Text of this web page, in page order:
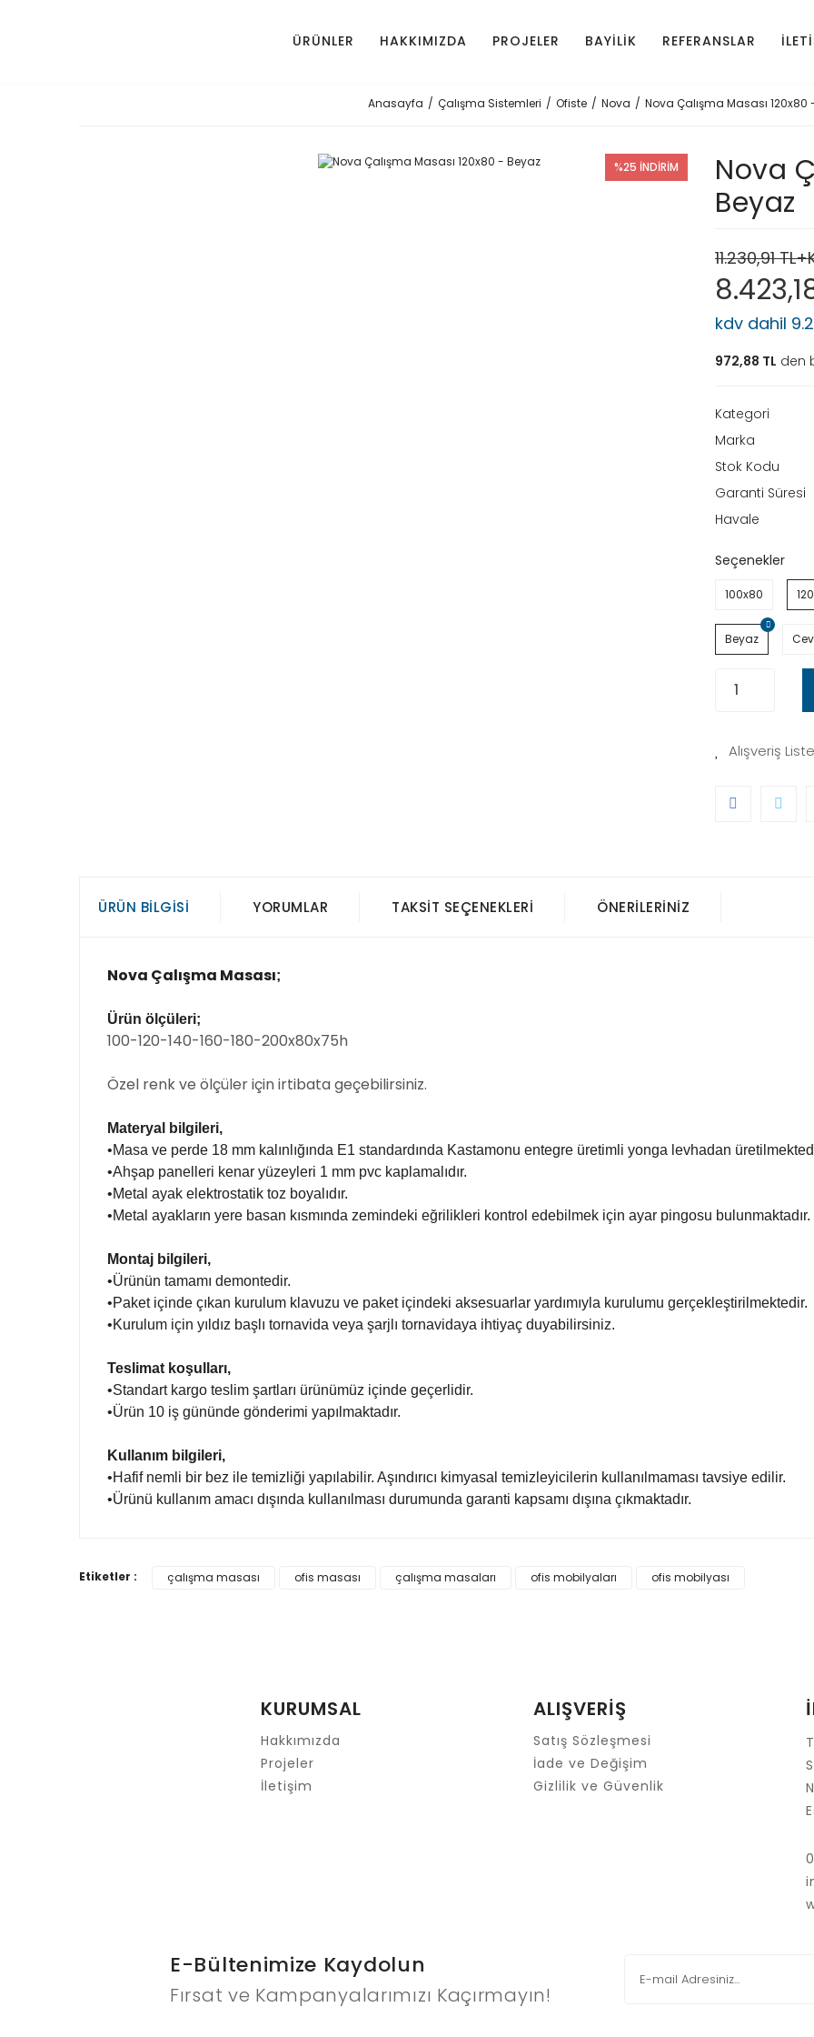
ÜRÜNLER HAKKIMIZDA PROJELER BAYİLİK REFERANSLAR
Anasayfa Çalışma Sistemleri Ofiste Nova Nova Çalışma Masası 120x80
%25 İNDİRİM
Nova
Beyaz
11.230,91
kdv dahil
972,88 TL den
Kategori
Marka
Stok Kodu
Garanti Süresi
Havale
Seçenekler
100x80
Beyaz
ÜRÜN BILGISI YORUMLAR TAKSIT SEÇENEKLERI ÖNERILERINIZ
Nova Çalışma Masası;
Ürün ölçüleri;
100-120-140-160-180-200x80x75h
Özel renk ve ölçüler için irtibata geçebilirsiniz.
Materyal bilgileri,
•Masa ve perde 18 mm kalınlığında E1 standardında Kastamonu entegre üretimli yonga levhadan
•Ahşap panelleri kenar yüzeyleri 1 mm pvc kaplamalıdır.
•Metal ayak elektrostatik toz boyalıdır.
•Metal ayakların yere basan kısmında zemindeki eğrilikleri kontrol edebilmek için ayar pingosu bulunmaktadır.
Montaj bilgileri,
•Ürünün tamamı demontedir.
•Paket içinde çıkan kurulum klavuzu ve paket içindeki aksesuarlar yardımıyla kurulumu gerçekleştirilmektedir.
•Kurulum için yıldız başlı tornavida veya şarjlı tornavidaya ihtiyaç duyabilirsiniz.
Teslimat koşulları,
•Standart kargo teslim şartları ürünümüz içinde geçerlidir.
•Ürün 10 iş gününde gönderimi yapılmaktadır.
Kullanım bilgileri,
•Hafif nemli bir bez ile temizliği yapılabilir. Aşındırıcı kimyasal temizleyicilerin kullanılmaması tavsiye edilir.
•Ürünü kullanım amacı dışında kullanılması durumunda garanti kapsamı dışına çıkmaktadır.
Bu ürünün fiyat bilgisi, resim, ürün açıklamalarında ve diğer konularda yetersiz gördüğünüz noktaları öneri formunu
Görüş ve önerileriniz için teşekkür ederiz.
Ürün fiyatı diğer sitelerden daha pahalı.
Bu ürüne benzer farklı alternatifler olmalı.
Etiketler : çalışma masası ofis masası çalışma masaları ofis mobilyaları ofis mobilyası
KURUMSAL
Hakkımızda
Projeler
İletişim
ALIŞVERİŞ
Satış Sözleşmesi
İade ve Değişim
Gizlilik ve Güvenlik
E-Bültenimize Kaydolun
Fırsat ve Kampanyalarımızı Kaçırmayın!